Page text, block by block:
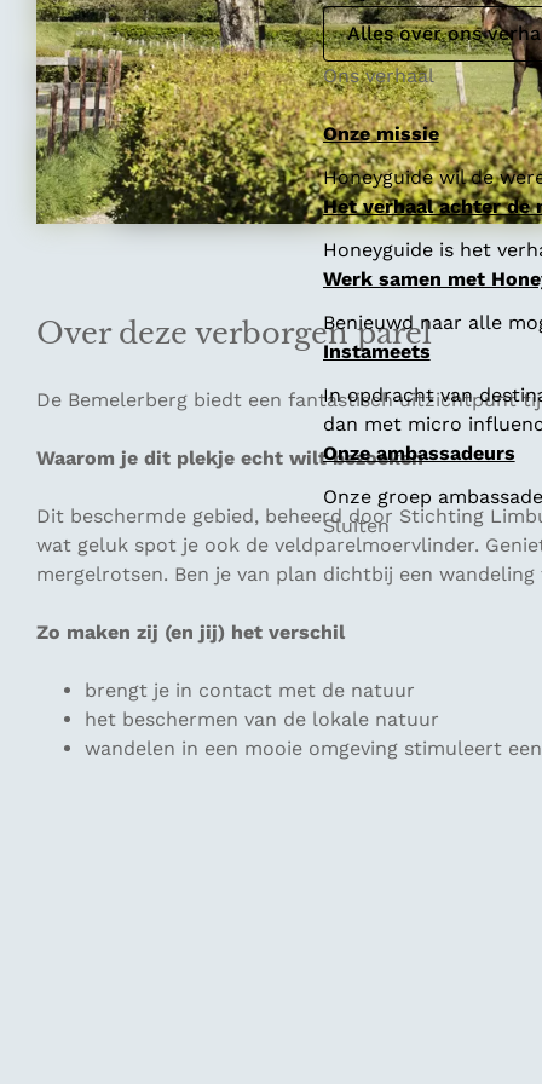
Alles over ons
Ons verhaal
Onze missie
Honeyguide wil de
Het verhaal achter de
Honeyguide is het
Werk samen met
Benieuwd naar alle
Instameets
In opdracht van
dan met micro
Onze ambassadeurs
Onze groep
Sluiten
Over deze verborgen parel
De Bemelerberg biedt een fantastisch uitzichtpunt
Waarom je dit plekje echt wilt bezoeken
Dit beschermde gebied, beheerd door Stichting
wat geluk spot je ook de veldparelmoervlinder.
mergelrotsen. Ben je van plan dichtbij een
Zo maken zij (en jij) het verschil
brengt je in contact met de natuur
het beschermen van de lokale natuur
wandelen in een mooie omgeving stimuleert